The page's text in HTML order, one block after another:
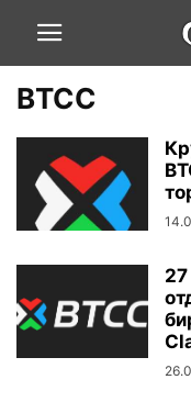
BTCC